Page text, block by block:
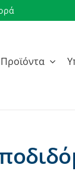
Προϊόντα